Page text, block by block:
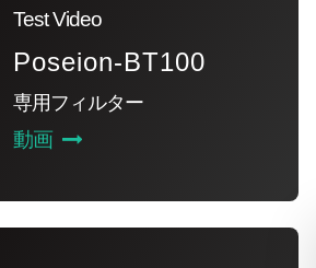
Test Video
Poseion-BT100
専用フィルター
動画